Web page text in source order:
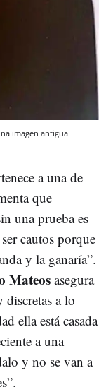
imagen antigua
a una de
que
una prueba es
cautos porque
y la ganaría”.
Mateos asegura
a lo
ella está casada
a una
y no se van a